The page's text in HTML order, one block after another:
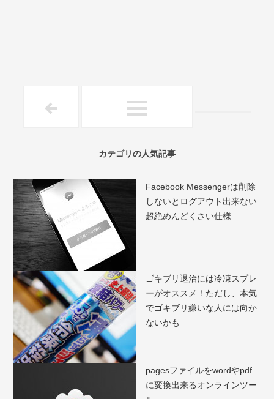
カテゴリの人気記事
Facebook Messengerは削除
しないとログアウト出来ない
超絶めんどくさい仕様
ゴキブリ退治には冷凍スプレ
ーがオススメ！ただし、本気
でゴキブリ嫌いな人には向か
ないかも
pagesファイルをwordやpdf
に変換出来るオンラインツー